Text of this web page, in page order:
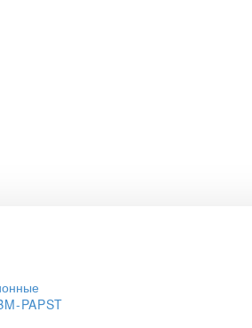
PAPST